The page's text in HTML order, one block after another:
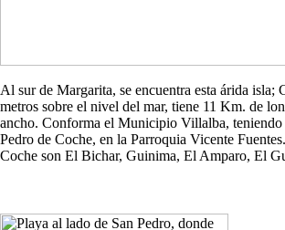
Al sur de Margarita, se encuentra esta árida isla;
metros sobre el nivel del mar, tiene 11 Km. de
ancho. Conforma el Municipio Villalba, teniendo
Pedro de Coche, en la Parroquia Vicente
Coche son El Bichar, Guinima, El Amparo, El